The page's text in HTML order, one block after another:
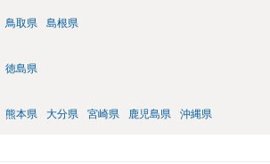
鳥取県 島根県
徳島県
熊本県 大分県 宮崎県 鹿児島県 沖縄県